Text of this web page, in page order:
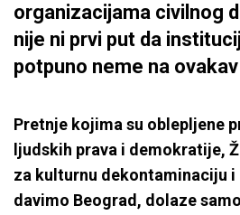
organizacijama civilnog
nije ni prvi put da
potpuno neme na
Pretnje kojima su oblepljene
ljudskih prava i demokratije,
za kulturnu dekontaminaciju
davimo Beograd, dolaze